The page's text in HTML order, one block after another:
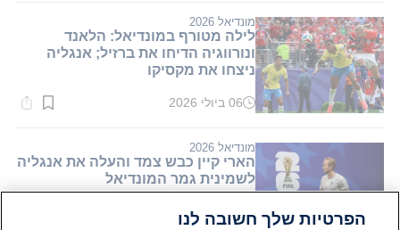
דקות.
מונדיאל 2026
לילה מטורף במונדיאל: הלאנד
ונורווגיה הדיחו את ברזיל; אנגליה
ניצחו את מקסיקו
זמן
דקות.
06 ביולי 2026
מונדיאל 2026
הארי קיין כבש צמד והעלה את אנגליה
לשמינית גמר המונדיאל
הפרטיות שלך חשובה לנו